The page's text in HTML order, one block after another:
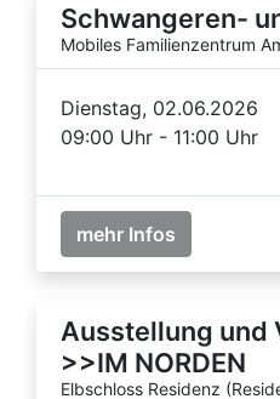
Schwangeren-
Mobiles Familienzentrum
Dienstag, 02.06.2026
09:00 Uhr - 11:00 Uhr
mehr Infos
Ausstellung und
>>IM NORDEN
Elbschloss Residenz